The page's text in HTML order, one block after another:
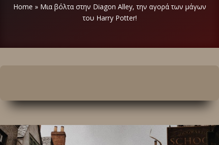
Home » Mια βόλτα στην Diagon Alley, την αγορά των μάγων
του Harry Potter!